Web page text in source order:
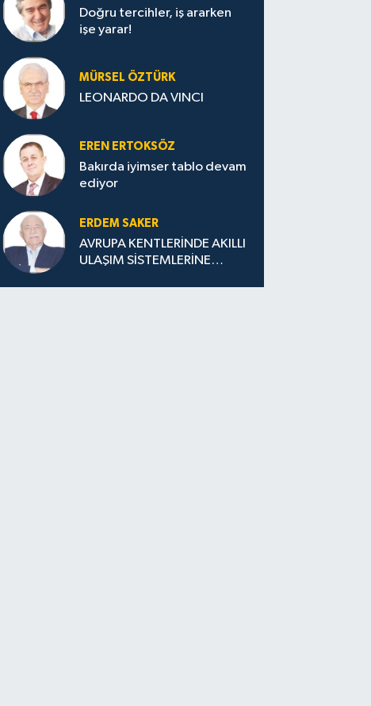
Doğru tercihler, iş ararken
işe yarar!
MÜRSEL ÖZTÜRK
LEONARDO DA VINCI
EREN ERTOKSÖZ
Bakırda iyimser tablo devam
ediyor
ERDEM SAKER
AVRUPA KENTLERİNDE AKILLI
ULAŞIM SİSTEMLERİNE